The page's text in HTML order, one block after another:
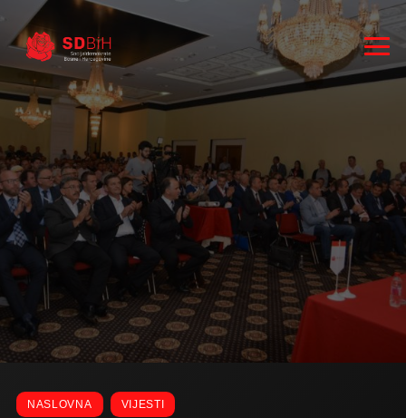
RUKOVODSTVO
ZASTUPNICI
NASLOVNA VIJESTI